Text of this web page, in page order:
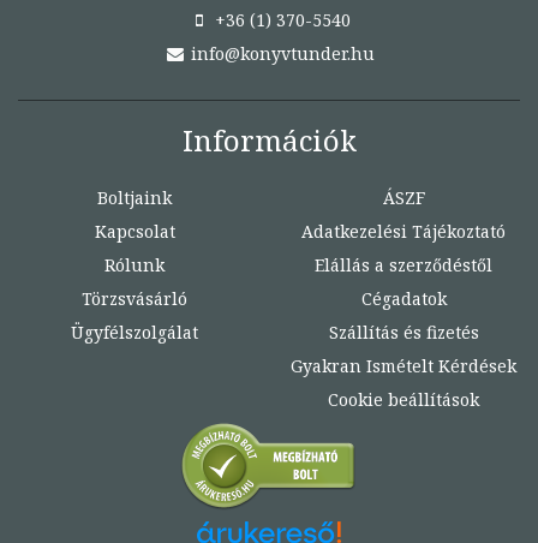
+36 (1) 370-5540
info@konyvtunder.hu
Információk
Boltjaink
Kapcsolat
Rólunk
Törzsvásárló
Ügyfélszolgálat
ÁSZF
Adatkezelési Tájékoztató
Elállás a szerződéstől
Cégadatok
Szállítás és fizetés
Gyakran Ismételt Kérdések
Cookie beállítások